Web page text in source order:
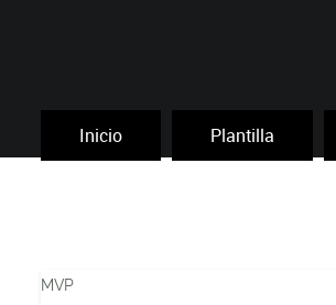
Inicio Plantilla
MVP